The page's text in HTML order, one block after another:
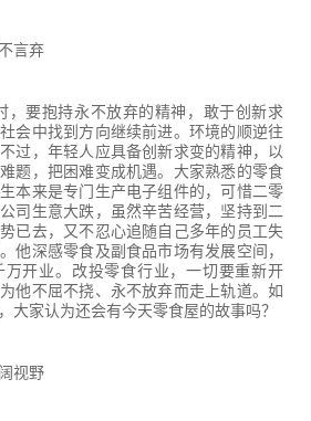
言弃
要抱持永不放弃的精神，敢于创新求
会中找到方向继续前进。环境的顺逆往
过，年轻人应具备创新求变的精神，以
题，把困难变成机遇。大家熟悉的零食
本来是专门生产电子组件的，可惜二零
司生意大跌，虽然辛苦经营，坚持到二
已去，又不忍心追随自己多年的员工失
他深感零食及副食品市场有发展空间，
开业。改投零食行业，一切要重新开
他不屈不挠、永不放弃而走上轨道。如
大家认为还会有今天零食屋的故事吗？
视野